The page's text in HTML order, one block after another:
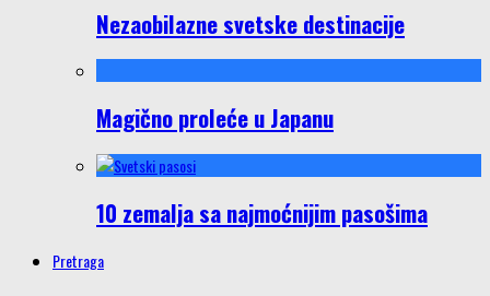
Nezaobilazne svetske destinacije
Magično proleće u Japanu
10 zemalja sa najmoćnijim pasošima
Pretraga